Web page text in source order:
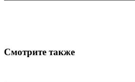
Смотрите также